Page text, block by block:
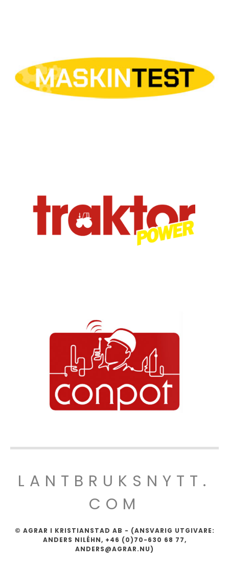
LANTBRUKSNYTT.
COM
© AGRAR I KRISTIANSTAD AB - (ANSVARIG UTGIVARE:
ANDERS NILÉHN, +46 (0)70-630 68 77,
ANDERS@AGRAR.NU)